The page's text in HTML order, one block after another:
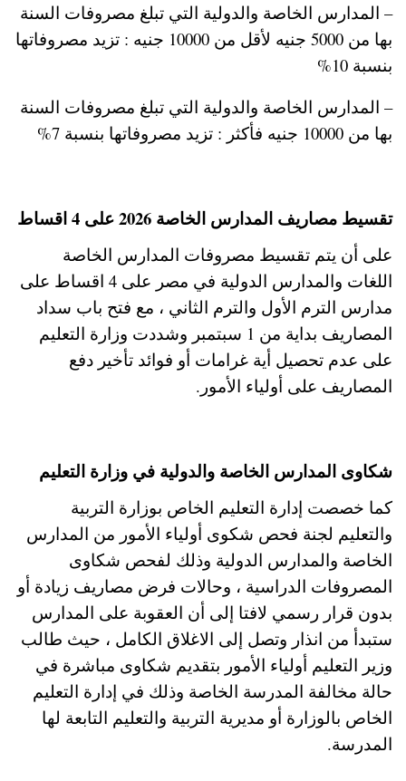
– المدارس الخاصة والدولية التي تبلغ مصروفات السنة
بها من 5000 جنيه لأقل من 10000 جنيه : تزيد مصروفاتها
بنسبة 10%
– المدارس الخاصة والدولية التي تبلغ مصروفات السنة
بها من 10000 جنيه فأكثر : تزيد مصروفاتها بنسبة 7%
تقسيط مصاريف المدارس الخاصة 2026 على 4 اقساط
على أن يتم تقسيط مصروفات المدارس الخاصة
اللغات والمدارس الدولية في مصر على 4 اقساط على
مدارس الترم الأول والترم الثاني ، مع فتح باب سداد
المصاريف بداية من 1 سبتمبر وشددت وزارة التعليم
على عدم تحصيل أية غرامات أو فوائد تأخير دفع
المصاريف على أولياء الأمور.
شكاوى المدارس الخاصة والدولية في وزارة التعليم
كما خصصت إدارة التعليم الخاص بوزارة التربية
والتعليم لجنة فحص شكوى أولياء الأمور من المدارس
الخاصة والمدارس الدولية وذلك لفحص شكاوى
المصروفات الدراسية ، وحالات فرض مصاريف زيادة أو
بدون قرار رسمي لافتا إلى أن العقوبة على المدارس
ستبدأ من انذار وتصل إلى الاغلاق الكامل ، حيث طالب
وزير التعليم أولياء الأمور بتقديم شكاوى مباشرة في
حالة مخالفة المدرسة الخاصة وذلك في إدارة التعليم
الخاص بالوزارة أو مديرية التربية والتعليم التابعة لها
المدرسة.